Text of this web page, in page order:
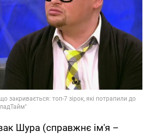
Шура (справжнє ім'я –